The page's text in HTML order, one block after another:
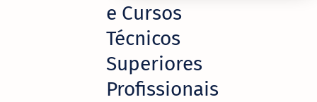
e Cursos
Técnicos
Superiores
Profissionais